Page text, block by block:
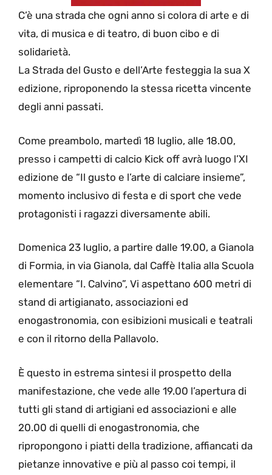
C’è una strada che ogni anno si colora di arte e di
vita, di musica e di teatro, di buon cibo e di
solidarietà.
La Strada del Gusto e dell’Arte festeggia la sua X
edizione, riproponendo la stessa ricetta vincente
degli anni passati.
Come preambolo, martedì 18 luglio, alle 18.00,
presso i campetti di calcio Kick off avrà luogo l’XI
edizione de “Il gusto e l’arte di calciare insieme”,
momento inclusivo di festa e di sport che vede
protagonisti i ragazzi diversamente abili.
Domenica 23 luglio, a partire dalle 19.00, a Gianola
di Formia, in via Gianola, dal Caffè Italia alla Scuola
elementare “I. Calvino”, Vi aspettano 600 metri di
stand di artigianato, associazioni ed
enogastronomia, con esibizioni musicali e teatrali
e con il ritorno della Pallavolo.
È questo in estrema sintesi il prospetto della
manifestazione, che vede alle 19.00 l’apertura di
tutti gli stand di artigiani ed associazioni e alle
20.00 di quelli di enogastronomia, che
ripropongono i piatti della tradizione, affiancati da
pietanze innovative e più al passo coi tempi, il